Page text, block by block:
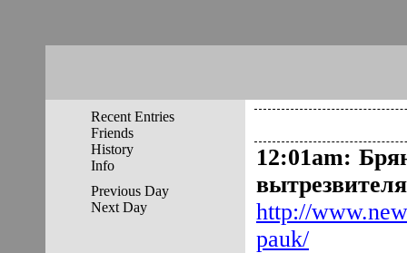
Recent Entries
Friends
History
Info
Previous Day
Next Day
12:01am:
http://
pauk/